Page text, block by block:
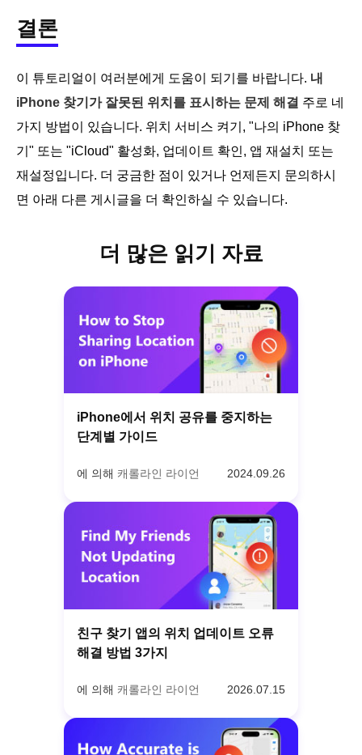
결론
이 튜토리얼이 여러분에게 도움이 되기를 바랍니다. 내
iPhone 찾기가 잘못된 위치를 표시하는 문제 해결 주로 네
가지 방법이 있습니다. 위치 서비스 켜기, "나의 iPhone 찾
기" 또는 "iCloud" 활성화, 업데이트 확인, 앱 재설치 또는
재설정입니다. 더 궁금한 점이 있거나 언제든지 문의하시
면 아래 다른 게시글을 더 확인하실 수 있습니다.
더 많은 읽기 자료
iPhone에서 위치 공유를 중지하는
단계별 가이드
에 의해 캐롤라인 라이언 2024.09.26
친구 찾기 앱의 위치 업데이트 오류
해결 방법 3가지
에 의해 캐롤라인 라이언 2026.07.15